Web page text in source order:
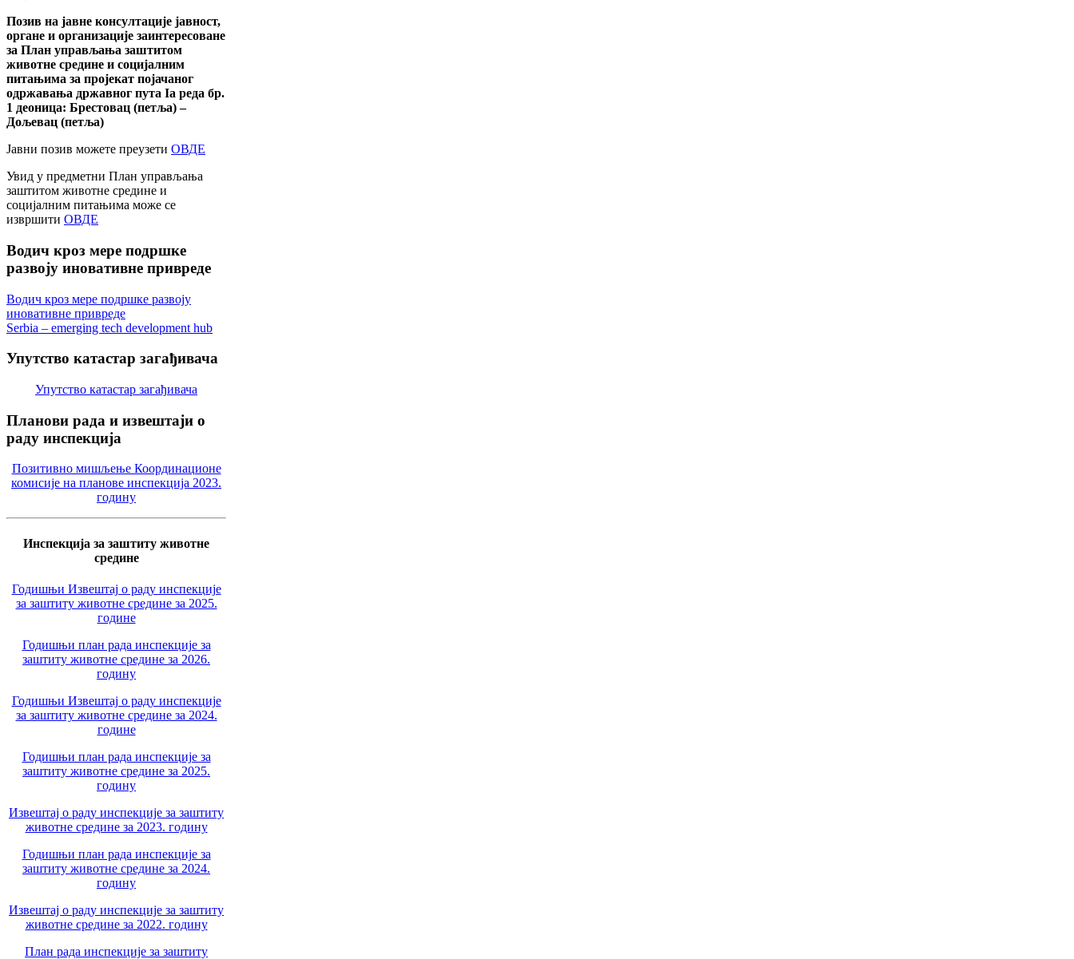
Позив на јавне консултације јавност,
органе и организације заинтересоване
за План управљања заштитом
животне средине и социјалним
питањима за пројекат појачаног
одржавања државног пута Ia реда бр.
1 деоница: Брестовац (петља) –
Дољевац (петља)
Јавни позив можете преузети ОВДЕ
Увид у предметни План управљања
заштитом животне средине и
социјалним питањима може се
извршити ОВДЕ
Водич кроз мере подршке
развоју иновативне привреде
Водич кроз мере подршке развоју
иновативне привреде
Serbia – emerging tech development hub
Упутство катастар загађивача
Упутство катастар загађивача
Планови рада и извештаји о
раду инспекција
Позитивно мишљење Координационе
комисије на планове инспекција 2023.
годину
Инспекција за заштиту животне
средине
Годишњи Извештај о раду инспекције
за заштиту животне средине за 2025.
године
Годишњи план рада инспекције за
заштиту животне средине за 2026.
годину
Годишњи Извештај о раду инспекције
за заштиту животне средине за 2024.
године
Годишњи план рада инспекције за
заштиту животне средине за 2025.
годину
Извештај о раду инспекције за заштиту
животне средине за 2023. годину
Годишњи план рада инспекције за
заштиту животне средине за 2024.
годину
Извештај о раду инспекције за заштиту
животне средине за 2022. годину
План рада инспекције за заштиту